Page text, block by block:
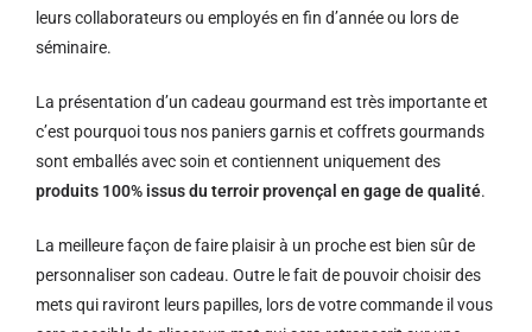
leurs collaborateurs ou employés en fin d’année ou lors de
séminaire.
La présentation d’un cadeau gourmand est très importante et
c’est pourquoi tous nos paniers garnis et coffrets gourmands
sont emballés avec soin et contiennent uniquement des
produits 100% issus du terroir provençal en gage de qualité.
La meilleure façon de faire plaisir à un proche est bien sûr de
personnaliser son cadeau. Outre le fait de pouvoir choisir des
mets qui raviront leurs papilles, lors de votre commande il vous